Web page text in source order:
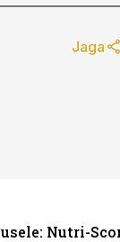
Jaga
Nutri-